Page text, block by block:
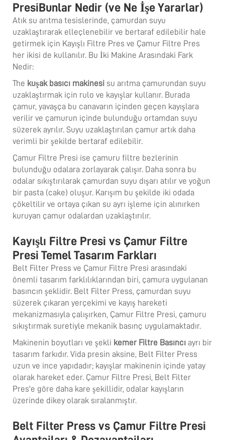
PresiBunlar Nedir (ve Ne İşe Yararlar)
Atık su arıtma tesislerinde, çamurdan suyu
uzaklaştırarak elleçlenebilir ve bertaraf edilebilir hale
getirmek için Kayışlı Filtre Pres ve Çamur Filtre Pres
her ikisi de kullanılır. Bu İki Makine Arasındaki Fark
Nedir:
The kuşak basıcı makinesi su arıtma çamurundan suyu
uzaklaştırmak için rulo ve kayışlar kullanır. Burada
çamur, yavaşça bu canavarın içinden geçen kayışlara
verilir ve çamurun içinde bulunduğu ortamdan suyu
süzerek ayrılır. Suyu uzaklaştırılan çamur artık daha
verimli bir şekilde bertaraf edilebilir.
Çamur Filtre Presi ise çamuru filtre bezlerinin
bulunduğu odalara zorlayarak çalışır. Daha sonra bu
odalar sıkıştırılarak çamurdan suyu dışarı atılır ve yoğun
bir pasta (cake) oluşur. Karışım bu şekilde iki odada
çökeltilir ve ortaya çıkan su ayrı işleme için alınırken
kuruyan çamur odalardan uzaklaştırılır.
Kayışlı Filtre Presi vs Çamur Filtre
Presi Temel Tasarım Farkları
Belt Filter Press ve Çamur Filtre Presi arasındaki
önemli tasarım farklılıklarından biri, çamura uygulanan
basıncın şeklidir. Belt Filter Press, çamurdan suyu
süzerek çıkaran yerçekimi ve kayış hareketi
mekanizmasıyla çalışırken, Çamur Filtre Presi, çamuru
sıkıştırmak suretiyle mekanik basınç uygulamaktadır.
Makinenin boyutları ve şekli kemer Filtre Basıncı ayrı bir
tasarım farkıdır. Vida presin aksine, Belt Filter Press
uzun ve ince yapıdadır; kayışlar makinenin içinde yatay
olarak hareket eder. Çamur Filtre Presi, Belt Filter
Pres'e göre daha kare şekillidir, odalar kayışların
üzerinde dikey olarak sıralanmıştır.
Belt Filter Press vs Çamur Filtre Presi